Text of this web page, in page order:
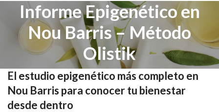
Informe Epigenético en
Nou Barris – Método
Olistik
El estudio epigenético más completo en
Nou Barris para conocer tu bienestar
desde dentro